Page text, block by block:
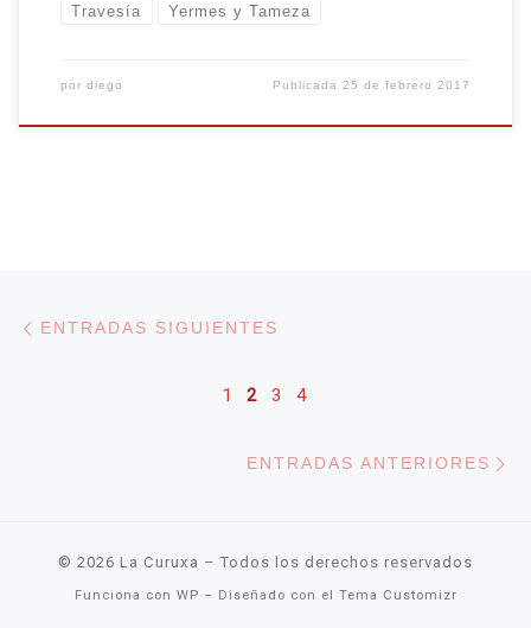
Travesía Yermes y Tameza
por diego Publicada25 de febrero 2017
Navegación de entradas
ENTRADAS SIGUIENTES
1 2 3 4
ENTRADAS ANTERIORES
© 2026 La Curuxa – Todos los derechos reservados
Funciona con WP – Diseñado con el Tema Customizr